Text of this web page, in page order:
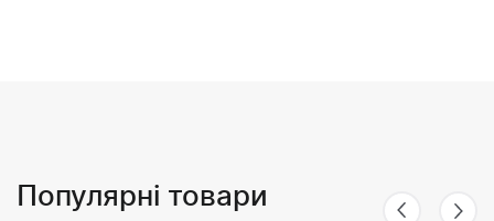
Популярні товари